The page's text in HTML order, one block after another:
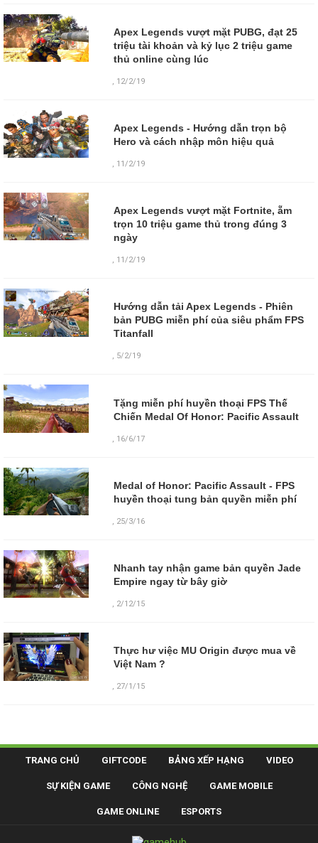
Apex Legends vượt mặt PUBG, đạt 25
triệu tài khoản và kỷ lục 2 triệu game
thủ online cùng lúc
, 12/2/19
Apex Legends - Hướng dẫn trọn bộ
Hero và cách nhập môn hiệu quả
, 11/2/19
Apex Legends vượt mặt Fortnite, ẵm
trọn 10 triệu game thủ trong đúng 3
ngày
, 11/2/19
Hướng dẫn tải Apex Legends - Phiên
bản PUBG miễn phí của siêu phẩm FPS
Titanfall
, 5/2/19
Tặng miễn phí huyền thoại FPS Thế
Chiến Medal Of Honor: Pacific Assault
, 16/6/17
Medal of Honor: Pacific Assault - FPS
huyền thoại tung bản quyền miễn phí
, 25/3/16
Nhanh tay nhận game bản quyền Jade
Empire ngay từ bây giờ
, 2/12/15
Thực hư việc MU Origin được mua về
Việt Nam ?
, 27/1/15
TRANG CHỦ GIFTCODE BẢNG XẾP HẠNG VIDEO
SỰ KIỆN GAME CÔNG NGHỆ GAME MOBILE
GAME ONLINE ESPORTS